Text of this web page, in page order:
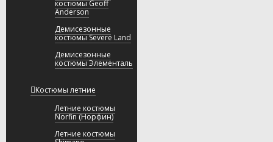
костюмы Geoff
Anderson
Демисезонные
костюмы Severe Land
Демисезонные
костюмы Элементаль
Костюмы летние
Летние костюмы
Norfin (Норфин)
Летние костюмы